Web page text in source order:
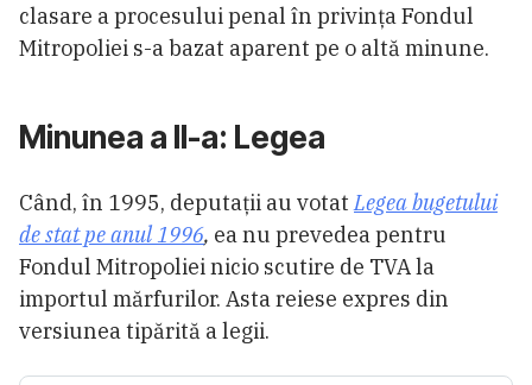
clasare a procesului penal în privința Fondul
Mitropoliei s-a bazat aparent pe o altă minune.
Minunea a II-a: Legea
Când, în 1995, deputații au votatLegea bugetului
de stat pe anul 1996, ea nu prevedea pentru
Fondul Mitropoliei nicio scutire de TVA la
importul mărfurilor. Asta reiese expres din
versiunea tipărită a legii.